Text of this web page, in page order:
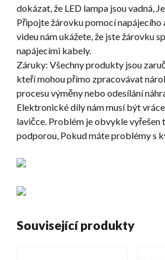
dokázat, že LED lampa jsou vadná,
Připojte žárovku pomocí napájecího
videu nám ukážete, že jste žárovku
napájecími kabely.
Záruky: Všechny produkty jsou
kteří mohou přímo zpracovávat
procesu výměny nebo odesílání
Elektronické díly nám musí být
lavičce. Problém je obvykle vyřešen
podporou, Pokud máte problémy s
Související produkty